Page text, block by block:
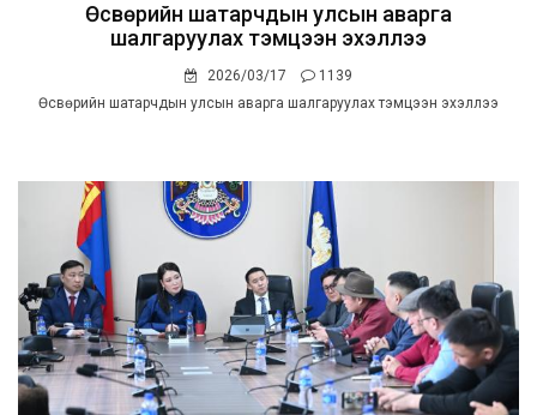
Өсвөрийн шатарчдын улсын аварга
шалгаруулах тэмцээн эхэллээ
2026/03/17
1139
Өсвөрийн шатарчдын улсын аварга шалгаруулах тэмцээн эхэллээ